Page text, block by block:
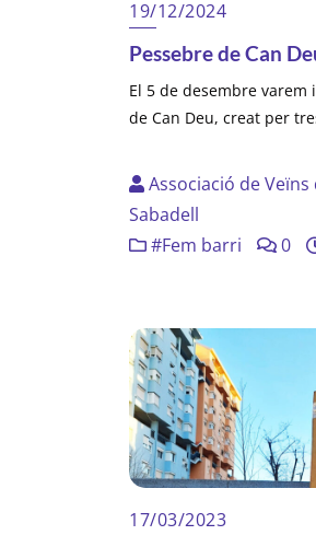
19/12/2024
Pessebre de Can
El 5 de desembre varem
de Can Deu, creat per
Associació de Veïns
Sabadell
#Fem barri
0
17/03/2023